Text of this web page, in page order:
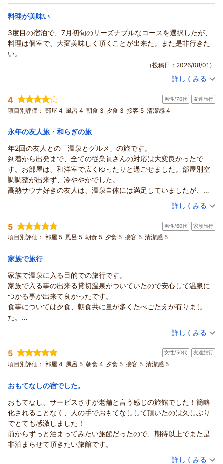
宿泊価格帯： 18,001～19,000円(大人一人あたり/税込)
料理が美味い
3度目の宿泊で、7月初旬のリーズナブルなコースを選択したが、
料理は個室で、大変美味しく頂くことが出来た。また是非行きた
い。
（投稿日：2026/08/01）
投稿者： Paboちゃんさん(男性/70代)
宿泊プラン： カレンダーを要チェック♪ お子様歓迎♪ お日にち限定＆直前
割のお得な間際プラン！
和室 朝・夕
宿泊価格帯： 15,001～16,000円(大人一人あたり/税込)
詳しくみる
4 男性/70代 友達旅行
項目別評価： 部屋 4 風呂 4 朝食 3 夕食 3 接客 5 清潔感 4
永年の友人旅・和らぎの旅
年2回の友人との「温泉とグルメ」の旅です。
到着から出発まで、全ての従業員さんの対応は大変良かったで
す。お部屋は、和洋室で広くゆったりと過ごせました。部屋別空
調調整が出来ず、冷ややかでした。
高熱サウナ好きの友人は、温泉自体には満足していましたが、低
温サウナ（温泉）だったので少し気落ちしていました。でも、2回
（投稿日：2026/07/24）
宿泊時期： 2026年07月宿泊 (友達旅行)
投稿者： 馬場太郎さん
宿泊プラン： ≪期間限定のお値打ちシニアプラン≫ JR江原駅の無料送迎
あり ※要予約
和洋室 朝・夕
宿泊価格帯：
詳しくみる
5 男性/60代 家族旅行
項目別評価： 部屋 5 風呂 5 朝食 5 夕食 5 接客 5 清潔感 5
家族で旅行
家族で温泉に入る目的での旅行です。
家族で入る事の出来る貸切温泉がついていたので安心して温泉に
つかる事が出来て良かったです。
食事については夕食、朝食共に量が多くたべごたえが有りまし
た。
夕食は手のこんだ料理が多く初めて体験できました。
又利用したいと思います。
（投稿日：2026/07/23）
宿泊時期： 2026年07月宿泊 (家族旅行)
投稿者： ききじじさん
宿泊プラン： 【嬉しい無料特典付き】≪大切な人と，特別なお部屋で，素敵
な時間を≫
和洋室 朝・夕
宿泊価格帯： 23,001～24,000円(大人一人あたり/税込)
詳しくみる
5 女性/50代 友達旅行
項目別評価： 部屋 4 風呂 5 朝食 4 夕食 5 接客 5 清潔感 5
おもてなしの宿でした。
おもてなし、サービスさすが老舗と言う感じの旅館でした！簡略
化されることなく、人の手でおもてなしして頂いたのは久しぶり
でとても感激しました！
前からずっと泊まってみたい旅館だったので、期待以上でまた是
非泊まらせて頂きたい旅館です。
（投稿日：2026/07/13）
詳しくみる